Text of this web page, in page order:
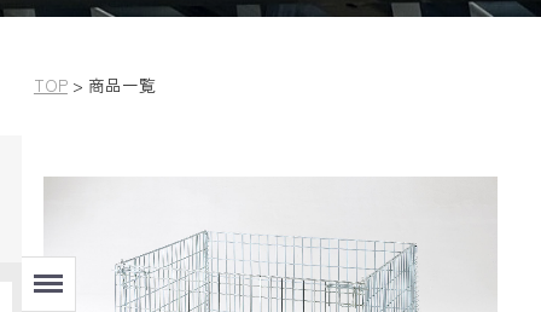
t
TOP > 商品一覧
Menu